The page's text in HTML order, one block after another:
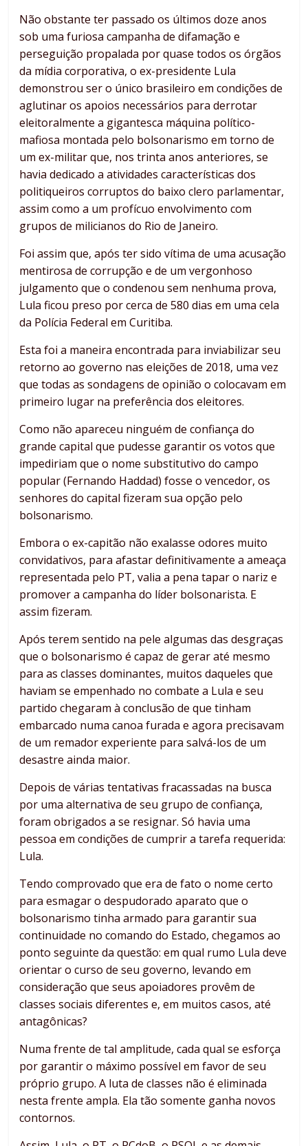
Não obstante ter passado os últimos doze anos
sob uma furiosa campanha de difamação e
perseguição propalada por quase todos os órgãos
da mídia corporativa, o ex-presidente Lula
demonstrou ser o único brasileiro em condições de
aglutinar os apoios necessários para derrotar
eleitoralmente a gigantesca máquina político-
mafiosa montada pelo bolsonarismo em torno de
um ex-militar que, nos trinta anos anteriores, se
havia dedicado a atividades características dos
politiqueiros corruptos do baixo clero parlamentar,
assim como a um profícuo envolvimento com
grupos de milicianos do Rio de Janeiro.
Foi assim que, após ter sido vítima de uma acusação
mentirosa de corrupção e de um vergonhoso
julgamento que o condenou sem nenhuma prova,
Lula ficou preso por cerca de 580 dias em uma cela
da Polícia Federal em Curitiba.
Esta foi a maneira encontrada para inviabilizar seu
retorno ao governo nas eleições de 2018, uma vez
que todas as sondagens de opinião o colocavam em
primeiro lugar na preferência dos eleitores.
Como não apareceu ninguém de confiança do
grande capital que pudesse garantir os votos que
impediriam que o nome substitutivo do campo
popular (Fernando Haddad) fosse o vencedor, os
senhores do capital fizeram sua opção pelo
bolsonarismo.
Embora o ex-capitão não exalasse odores muito
convidativos, para afastar definitivamente a ameaça
representada pelo PT, valia a pena tapar o nariz e
promover a campanha do líder bolsonarista. E
assim fizeram.
Após terem sentido na pele algumas das desgraças
que o bolsonarismo é capaz de gerar até mesmo
para as classes dominantes, muitos daqueles que
haviam se empenhado no combate a Lula e seu
partido chegaram à conclusão de que tinham
embarcado numa canoa furada e agora precisavam
de um remador experiente para salvá-los de um
desastre ainda maior.
Depois de várias tentativas fracassadas na busca
por uma alternativa de seu grupo de confiança,
foram obrigados a se resignar. Só havia uma
pessoa em condições de cumprir a tarefa requerida:
Lula.
Tendo comprovado que era de fato o nome certo
para esmagar o despudorado aparato que o
bolsonarismo tinha armado para garantir sua
continuidade no comando do Estado, chegamos ao
ponto seguinte da questão: em qual rumo Lula deve
orientar o curso de seu governo, levando em
consideração que seus apoiadores provêm de
classes sociais diferentes e, em muitos casos, até
antagônicas?
Numa frente de tal amplitude, cada qual se esforça
por garantir o máximo possível em favor de seu
próprio grupo. A luta de classes não é eliminada
nesta frente ampla. Ela tão somente ganha novos
contornos.